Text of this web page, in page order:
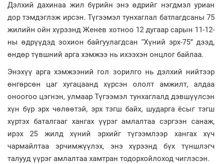
Дэлхий дахинаа жил бүрийн энэ өдрийг нэгдмэл уриан
дор тэмдэглэж ирсэн. Түгээмэл тунхаглал батлагдсаны 75
жилийн ойн хүрээнд Женев хотноо 12 дугаар сарын 11-12-
ны өдрүүдэд зохион байгуулагдсан “Хүний эрх-75” дээд,
өндөр түвшний арга хэмжээ нь ихээхэн онцлог байлаа.
Энэхүү арга хэмжээний гол зорилго нь дэлхий нийтээр
өнгөрсөн цаг хугацаанд хүрсэн ололт амжилт, алдаа
оноогоо цэгнэн, улмаар Түгээмэл тунхаглалд дэвшүүлсэн
хүн бүр эрх чөлөөтэй, эрх тэгш байх, шударга ёсыг тэгш
хүртэх баталгааг хангах үүрэг амлалтаа сэргээн санаж,
ирэх 25 жилд хүний эрхийг түгээмлээр хангах хүч
чармайлтаа эрчимжүүлэх, энэ хүрээнд бүх түншлэгч
талууд үүрэг амлалтаа хамтран тодорхойлоход чиглэсэн.